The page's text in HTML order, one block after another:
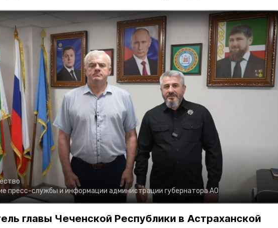
пресс-службы и информации администрации губернатора АО
главы Чеченской Республики в Астраханской